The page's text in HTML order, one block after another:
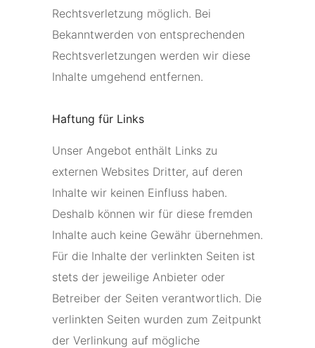
Rechtsverletzung möglich. Bei
Bekanntwerden von entsprechenden
Rechtsverletzungen werden wir diese
Inhalte umgehend entfernen.
Haftung für Links
Unser Angebot enthält Links zu
externen Websites Dritter, auf deren
Inhalte wir keinen Einfluss haben.
Deshalb können wir für diese fremden
Inhalte auch keine Gewähr übernehmen.
Für die Inhalte der verlinkten Seiten ist
stets der jeweilige Anbieter oder
Betreiber der Seiten verantwortlich. Die
verlinkten Seiten wurden zum Zeitpunkt
der Verlinkung auf mögliche